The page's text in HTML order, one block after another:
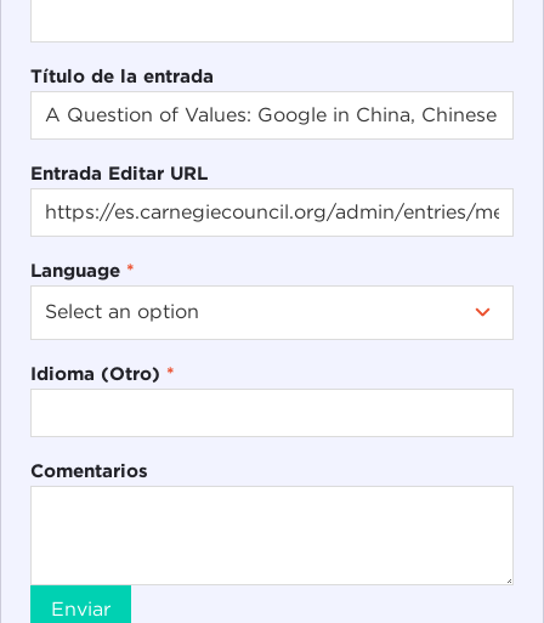
Título de la entrada
Entrada Editar URL
Language *
Idioma (Otro) *
Comentarios
Enviar